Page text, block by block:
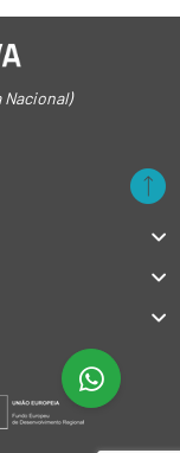
Nacional)